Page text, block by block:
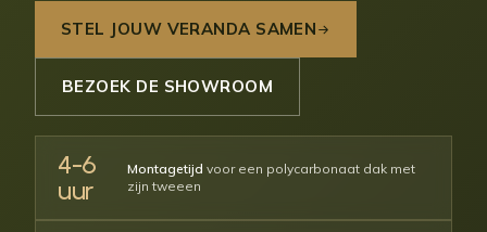
STEL JOUW VERANDA SAMEN
BEZOEK DE SHOWROOM
4-6
uur
Montagetijd voor een polycarbonaat dak met
zijn tweeen